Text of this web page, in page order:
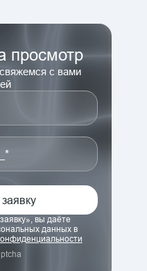
просмотр
с вами
», вы даёте
данных в